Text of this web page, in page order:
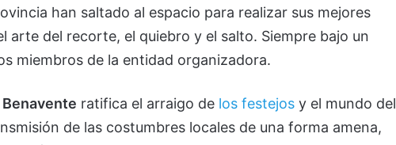
han saltado al espacio para realizar sus mejores
arte del recorte, el quiebro y el salto. Siempre bajo un
miembros de la entidad organizadora.
ratifica el arraigo de los festejos y el mundo del
de las costumbres locales de una forma amena,